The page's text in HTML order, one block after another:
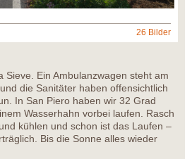
26 Bilder
Sieve. Ein Ambulanzwagen steht am
die Sanitäter haben offensichtlich
In San Piero haben wir 32 Grad
Wasserhahn vorbei laufen. Rasch
kühlen und schon ist das Laufen –
Bis die Sonne alles wieder